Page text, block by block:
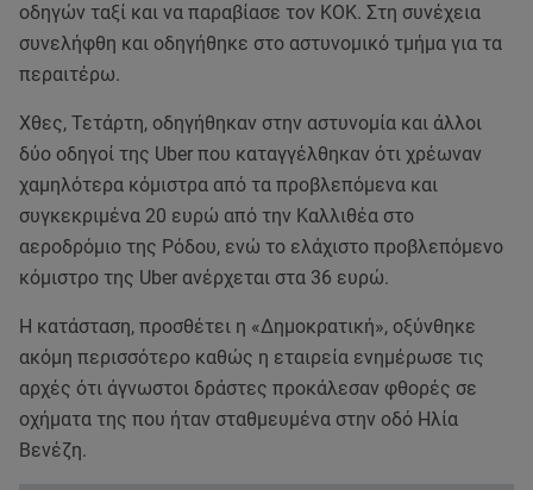
οδηγών ταξί και να παραβίασε τον ΚΟΚ. Στη συνέχεια
συνελήφθη και οδηγήθηκε στο αστυνομικό τμήμα για τα
περαιτέρω.
Xθες, Τετάρτη, οδηγήθηκαν στην αστυνομία και άλλοι
δύο οδηγοί της Uber που καταγγέλθηκαν ότι χρέωναν
χαμηλότερα κόμιστρα από τα προβλεπόμενα και
συγκεκριμένα 20 ευρώ από την Καλλιθέα στο
αεροδρόμιο της Ρόδου, ενώ το ελάχιστο προβλεπόμενο
κόμιστρο της Uber ανέρχεται στα 36 ευρώ.
Η κατάσταση, προσθέτει η «Δημοκρατική», οξύνθηκε
ακόμη περισσότερο καθώς η εταιρεία ενημέρωσε τις
αρχές ότι άγνωστοι δράστες προκάλεσαν φθορές σε
οχήματα της που ήταν σταθμευμένα στην οδό Ηλία
Βενέζη.